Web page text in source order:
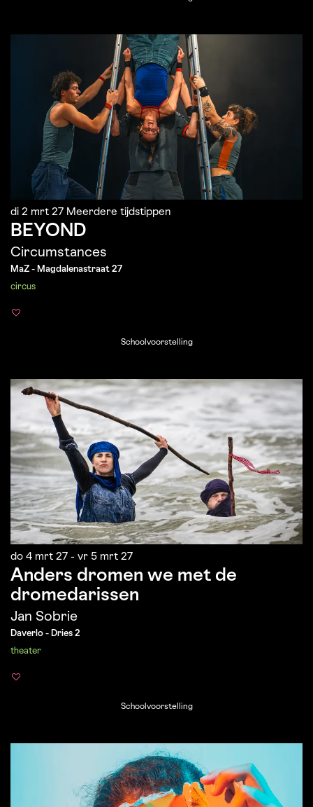
BEYOND
Circumstances
di 2 mrt 27 Meerdere tijdstippen
MaZ - Magdalenastraat 27
circus
Schoolvoorstelling
Anders dromen we met de
dromedarissen
Jan Sobrie
do 4 mrt 27 - vr 5 mrt 27
Daverlo - Dries 2
theater
Schoolvoorstelling